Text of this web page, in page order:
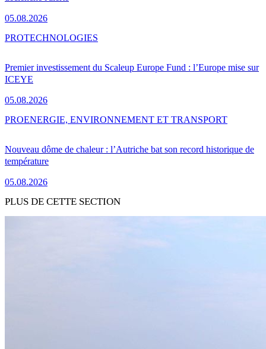
05.08.2026
Premier investissement du Scaleup Europe Fund : l’Europe mise sur
ICEYE
05.08.2026
PROTECHNOLOGIES
Nouveau dôme de chaleur : l’Autriche bat son record historique de
température
05.08.2026
PROENERGIE, ENVIRONNEMENT ET TRANSPORT
PLUS DE CETTE SECTION